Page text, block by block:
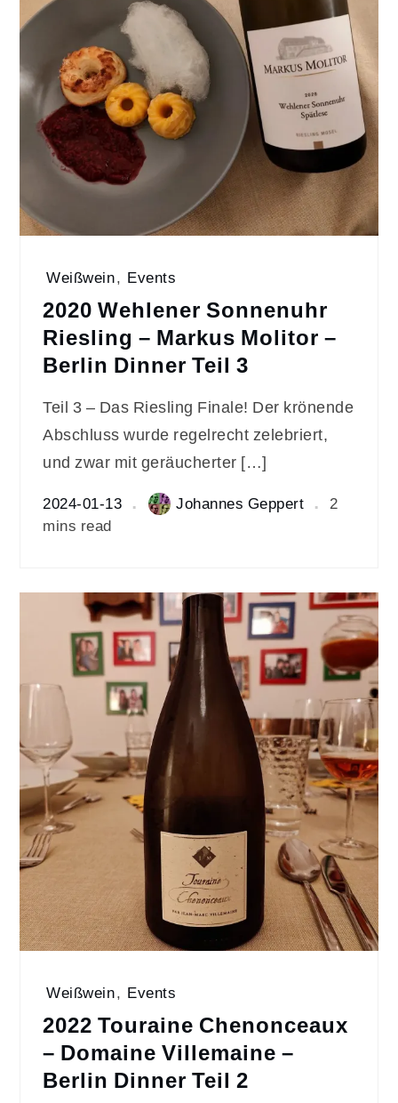
Weißwein, Events
2020 Wehlener Sonnenuhr
Riesling – Markus Molitor –
Berlin Dinner Teil 3
Teil 3 – Das Riesling Finale! Der krönende
Abschluss wurde regelrecht zelebriert,
und zwar mit geräucherter […]
2024-01-13 Johannes Geppert
2
mins read
Weißwein, Events
2022 Touraine Chenonceaux
– Domaine Villemaine –
Berlin Dinner Teil 2